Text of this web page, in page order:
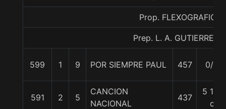
Prop. FLEXOGRAFICA
Prep. L. A. GUTIERREZ
599 1 9 POR SIEMPRE PAUL 457 0/0
591 2 5
CANCION
NACIONAL
437
5 1/2
c